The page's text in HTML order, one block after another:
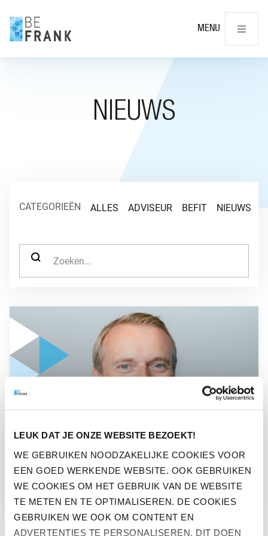
LEUK DAT JE ONZE WEBSITE BEZOEKT!
WE GEBRUIKEN NOODZAKELIJKE COOKIES VOOR
EEN GOED WERKENDE WEBSITE. OOK GEBRUIKEN
WE COOKIES OM HET GEBRUIK VAN DE WEBSITE
TE METEN EN TE OPTIMALISEREN. DE COOKIES
GEBRUIKEN WE OOK OM CONTENT EN
ADVERTENTIES TE PERSONALISEREN. DIT DOEN
MENU
NIEUWS
CATEGORIEËN ALLES ADVISEUR BEFIT NIEUWS
ZOEK NAAR:
GA NAAR “PENSIOENSECTOR KAN VEEL LEREN VAN E-